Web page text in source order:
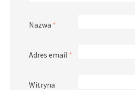
Nazwa *
Adres email *
Witryna